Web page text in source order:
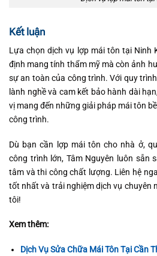
Kết luận
Lựa chọn dịch vụ lợp mái tôn tại Ninh
định mang tính thẩm mỹ mà còn ảnh
sự an toàn của công trình. Với quy
lành nghề và cam kết bảo hành dài
vị mang đến những giải pháp mái tôn
công trình.
Dù bạn cần lợp mái tôn cho nhà ở,
công trình lớn, Tâm Nguyên luôn sẵn
tâm và thi công chất lượng. Liên hệ
tốt nhất và trải nghiệm dịch vụ chuyên
tôi!
Xem thêm:
Dịch Vụ Sửa Chữa Mái Tôn Tại Cần